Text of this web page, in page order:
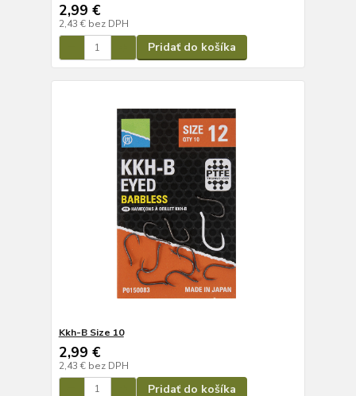
2,99 €
2,43 € bez DPH
Pridať do košíka
Kkh-B Size 10
2,99 €
2,43 € bez DPH
Pridať do košíka